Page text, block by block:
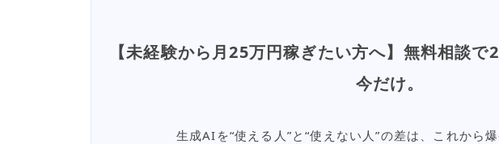
【未経験から月25万円稼ぎたい方へ】無料相談
今だけ。
生成AIを“使える人”と“使えない人”の差は、これから